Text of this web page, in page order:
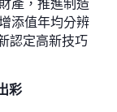
產，推進制造
添值年均分辨
認定高新技巧
彩